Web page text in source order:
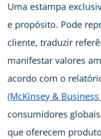
Uma estampa
e propósito. Pode
cliente, traduzir
manifestar valores
acordo com o
(McKinsey &
consumidores
que oferecem